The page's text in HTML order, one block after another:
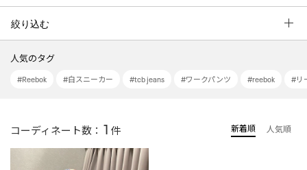
絞り込む
人気のタグ
#Reebok #白スニーカー #tcb jeans #ワークパンツ #reebok #リ
コーディネート数： 1 件 新着順 人気順